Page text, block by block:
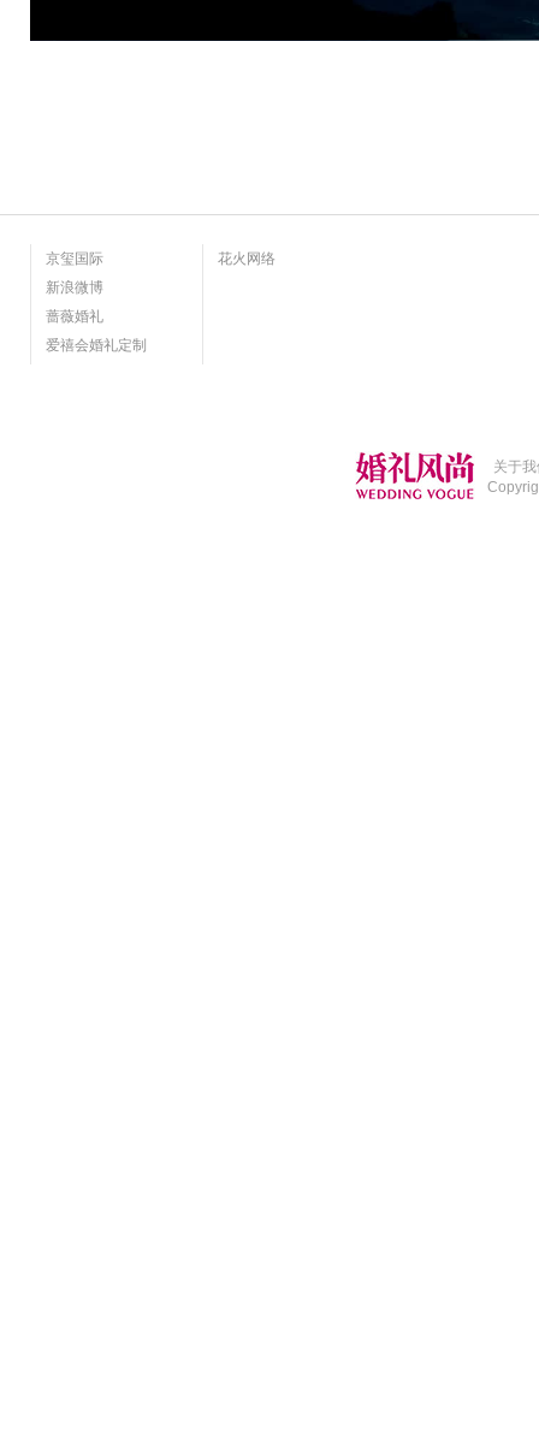
京玺国际
新浪微博
蔷薇婚礼
爱禧会婚礼定制
花火网络
关于